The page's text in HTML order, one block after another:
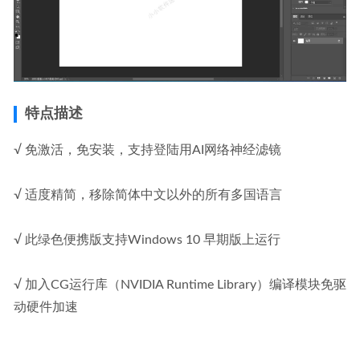
特点描述
√ 免激活，免安装，支持登陆用AI网络神经滤镜
√ 适度精简，移除简体中文以外的所有多国语言
√ 此绿色便携版支持Windows 10 早期版上运行
√ 加入CG运行库（NVIDIA Runtime Library）编译模块免驱
动硬件加速